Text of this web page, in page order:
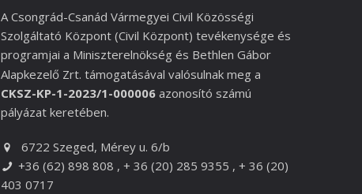
A Csongrád-Csanád Vármegyei Civil Közösségi
Szolgáltató Központ (Civil Központ) tevékenysége és
programjai a Miniszterelnökség és Bethlen Gábor
Alapkezelő Zrt. támogatásával valósulnak meg a
CKSZ-KP-1-2023/1-000006 azonosító számú
pályázat keretében.
6722 Szeged, Mérey u. 6/b
+36 (62) 898 808 , + 36 (20) 285 9355 , + 36 (20)
403 0717